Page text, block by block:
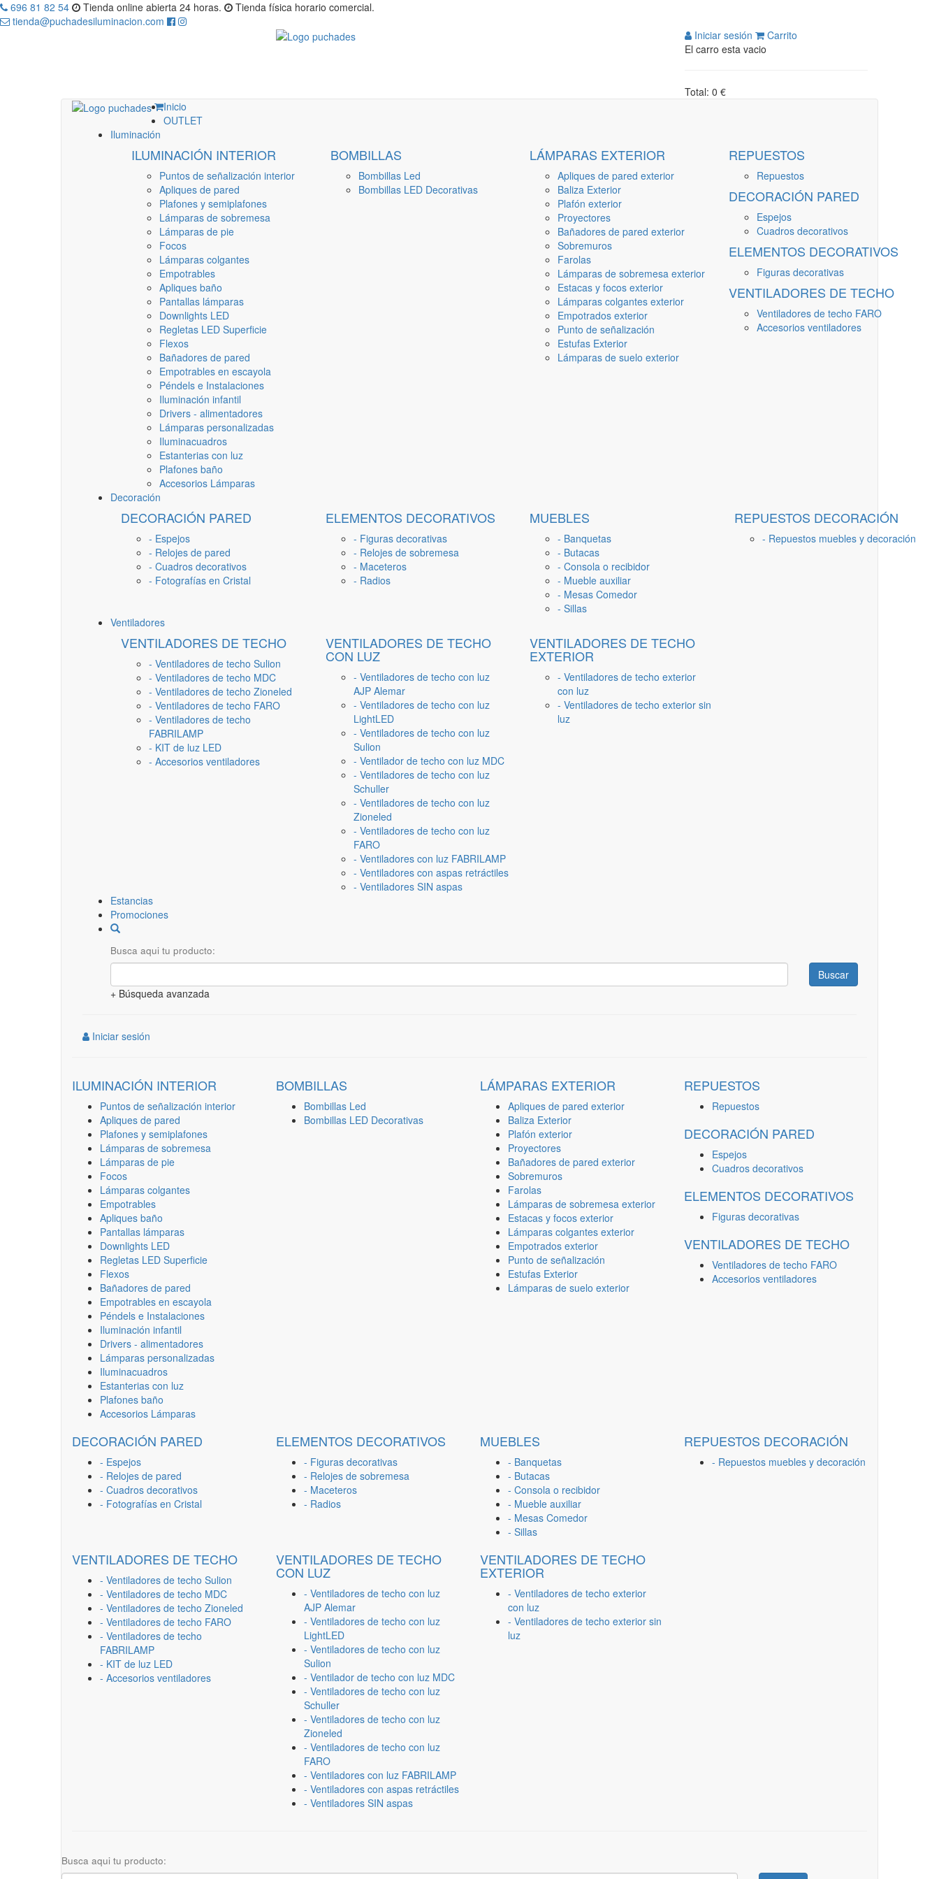
696 81 82 54 Tienda online abierta 24 horas.
Tienda física horario comercial.
tienda@puchadesiluminacion.com
Iniciar sesión
Carrito
El carro esta vacio
Total: 0 €
Inicio
OUTLET
Iluminación
ILUMINACIÓN INTERIOR
Puntos de señalización interior
Apliques de pared
Plafones y semiplafones
Lámparas de sobremesa
Lámparas de pie
Focos
Lámparas colgantes
Empotrables
Apliques baño
Pantallas lámparas
Downlights LED
Regletas LED Superficie
Flexos
Bañadores de pared
Empotrables en escayola
Péndels e Instalaciones
Iluminación infantil
Drivers - alimentadores
Lámparas personalizadas
Iluminacuadros
Estanterias con luz
Plafones baño
Accesorios Lámparas
BOMBILLAS
Bombillas Led
Bombillas LED Decorativas
LÁMPARAS EXTERIOR
Apliques de pared exterior
Baliza Exterior
Plafón exterior
Proyectores
Bañadores de pared exterior
Sobremuros
Farolas
Lámparas de sobremesa exterior
Estacas y focos exterior
Lámparas colgantes exterior
Empotrados exterior
Punto de señalización
Estufas Exterior
Lámparas de suelo exterior
REPUESTOS
Repuestos
DECORACIÓN PARED
Espejos
Cuadros decorativos
ELEMENTOS DECORATIVOS
Figuras decorativas
VENTILADORES DE TECHO
Ventiladores de techo FARO
Accesorios ventiladores
Decoración
DECORACIÓN PARED
- Espejos
- Relojes de pared
- Cuadros decorativos
- Fotografías en Cristal
ELEMENTOS DECORATIVOS
- Figuras decorativas
- Relojes de sobremesa
- Maceteros
- Radios
MUEBLES
- Banquetas
- Butacas
- Consola o recibidor
- Mueble auxiliar
- Mesas Comedor
- Sillas
REPUESTOS DECORACIÓN
- Repuestos muebles y decoración
Ventiladores
VENTILADORES DE TECHO
- Ventiladores de techo Sulion
- Ventiladores de techo MDC
- Ventiladores de techo Zioneled
- Ventiladores de techo FARO
- Ventiladores de techo
FABRILAMP
- KIT de luz LED
- Accesorios ventiladores
VENTILADORES DE TECHO
CON LUZ
- Ventiladores de techo con luz
AJP Alemar
- Ventiladores de techo con luz
LightLED
- Ventiladores de techo con luz
Sulion
- Ventilador de techo con luz MDC
- Ventiladores de techo con luz
Schuller
- Ventiladores de techo con luz
Zioneled
- Ventiladores de techo con luz
FARO
- Ventiladores con luz FABRILAMP
- Ventiladores con aspas retráctiles
- Ventiladores SIN aspas
VENTILADORES DE TECHO
EXTERIOR
- Ventiladores de techo exterior
con luz
- Ventiladores de techo exterior sin
luz
Estancias
Promociones
Busca aqui tu producto:
Buscar
+ Búsqueda avanzada
Iniciar sesión
ILUMINACIÓN INTERIOR
Puntos de señalización interior
Apliques de pared
Plafones y semiplafones
Lámparas de sobremesa
Lámparas de pie
Focos
Lámparas colgantes
Empotrables
Apliques baño
Pantallas lámparas
Downlights LED
Regletas LED Superficie
Flexos
Bañadores de pared
Empotrables en escayola
Péndels e Instalaciones
Iluminación infantil
Drivers - alimentadores
Lámparas personalizadas
Iluminacuadros
Estanterias con luz
Plafones baño
Accesorios Lámparas
BOMBILLAS
Bombillas Led
Bombillas LED Decorativas
LÁMPARAS EXTERIOR
Apliques de pared exterior
Baliza Exterior
Plafón exterior
Proyectores
Bañadores de pared exterior
Sobremuros
Farolas
Lámparas de sobremesa exterior
Estacas y focos exterior
Lámparas colgantes exterior
Empotrados exterior
Punto de señalización
Estufas Exterior
Lámparas de suelo exterior
REPUESTOS
Repuestos
DECORACIÓN PARED
Espejos
Cuadros decorativos
ELEMENTOS DECORATIVOS
Figuras decorativas
VENTILADORES DE TECHO
Ventiladores de techo FARO
Accesorios ventiladores
DECORACIÓN PARED
- Espejos
- Relojes de pared
- Cuadros decorativos
- Fotografías en Cristal
ELEMENTOS DECORATIVOS
- Figuras decorativas
- Relojes de sobremesa
- Maceteros
- Radios
MUEBLES
- Banquetas
- Butacas
- Consola o recibidor
- Mueble auxiliar
- Mesas Comedor
- Sillas
REPUESTOS DECORACIÓN
- Repuestos muebles y decoración
VENTILADORES DE TECHO
- Ventiladores de techo Sulion
- Ventiladores de techo MDC
- Ventiladores de techo Zioneled
- Ventiladores de techo FARO
- Ventiladores de techo
FABRILAMP
- KIT de luz LED
- Accesorios ventiladores
VENTILADORES DE TECHO
CON LUZ
- Ventiladores de techo con luz
AJP Alemar
- Ventiladores de techo con luz
LightLED
- Ventiladores de techo con luz
Sulion
- Ventilador de techo con luz MDC
- Ventiladores de techo con luz
Schuller
- Ventiladores de techo con luz
Zioneled
- Ventiladores de techo con luz
FARO
- Ventiladores con luz FABRILAMP
- Ventiladores con aspas retráctiles
- Ventiladores SIN aspas
VENTILADORES DE TECHO
EXTERIOR
- Ventiladores de techo exterior
con luz
- Ventiladores de techo exterior sin
luz
Busca aqui tu producto: